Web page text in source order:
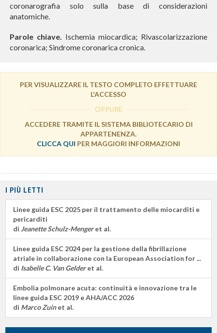
coronarografia solo sulla base di considerazioni
anatomiche.
Parole chiave. Ischemia miocardica; Rivascolarizzazione
coronarica; Sindrome coronarica cronica.
PER VISUALIZZARE IL TESTO COMPLETO EFFETTUARE
L'ACCESSO
OPPURE
ACCEDERE TRAMITE IL SISTEMA BIBLIOTECARIO DI
APPARTENENZA.
CLICCA QUI PER MAGGIORI INFORMAZIONI
I PIÙ LETTI
Linee guida ESC 2025 per il trattamento delle miocarditi e
pericarditi
di Jeanette Schulz-Mengeret al.
Linee guida ESC 2024 per la gestione della fibrillazione
atriale in collaborazione con la European Association for ...
di Isabelle C. Van Gelderet al.
Embolia polmonare acuta: continuità e innovazione tra le
linee guida ESC 2019 e AHA/ACC 2026
di Marco Zuinet al.